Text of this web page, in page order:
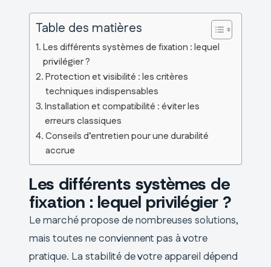
Table des matières
Les différents systèmes de fixation : lequel
privilégier ?
Protection et visibilité : les critères
techniques indispensables
Installation et compatibilité : éviter les
erreurs classiques
Conseils d’entretien pour une durabilité
accrue
Les différents systèmes de
fixation : lequel privilégier ?
Le marché propose de nombreuses solutions,
mais toutes ne conviennent pas à votre
pratique. La stabilité de votre appareil dépend